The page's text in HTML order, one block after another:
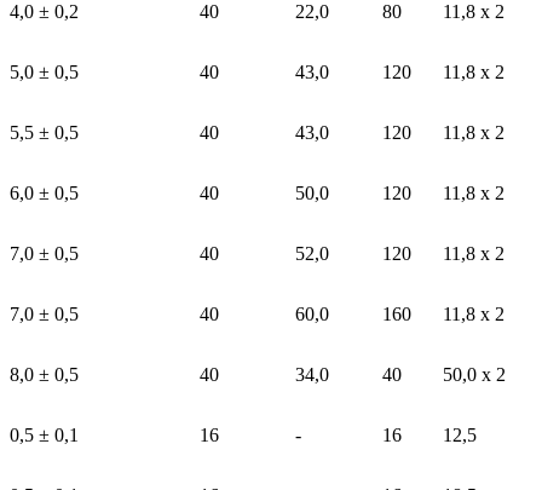
4,0 ± 0,2 40 22,0 80 11,8 х 2
5,0 ± 0,5 40 43,0 120 11,8 х 2
5,5 ± 0,5 40 43,0 120 11,8 х 2
6,0 ± 0,5 40 50,0 120 11,8 х 2
7,0 ± 0,5 40 52,0 120 11,8 х 2
7,0 ± 0,5 40 60,0 160 11,8 х 2
8,0 ± 0,5 40 34,0 40 50,0 х 2
0,5 ± 0,1 16 - 16 12,5